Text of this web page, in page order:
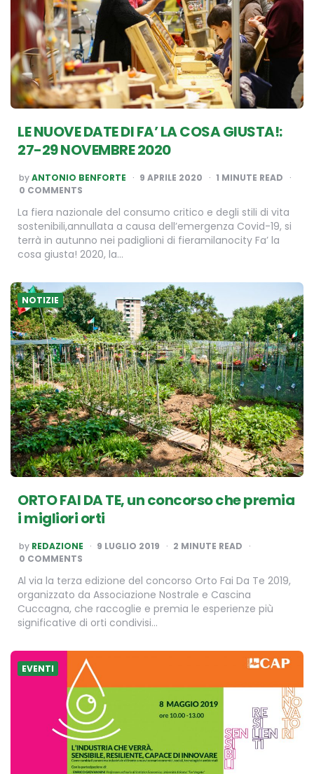
LE NUOVE DATE DI FA’ LA COSA GIUSTA!:
27-29 NOVEMBRE 2020
POSTED
BY
byANTONIO BENFORTE 9 APRILE 2020 1 MINUTE READ
0 COMMENTS
La fiera nazionale del consumo critico e degli stili di vita
sostenibili,annullata a causa dell’emergenza Covid-19, si
terrà in autunno nei padiglioni di fieramilanocity Fa’ la
cosa giusta! 2020, la…
NOTIZIE
ORTO FAI DA TE, un concorso che premia
i migliori orti
POSTED
BY
by REDAZIONE 9 LUGLIO 2019 2 MINUTE READ
0 COMMENTS
Al via la terza edizione del concorso Orto Fai Da Te 2019,
organizzato da Associazione Nostrale e Cascina
Cuccagna, che raccoglie e premia le esperienze più
significative di orti condivisi…
EVENTI